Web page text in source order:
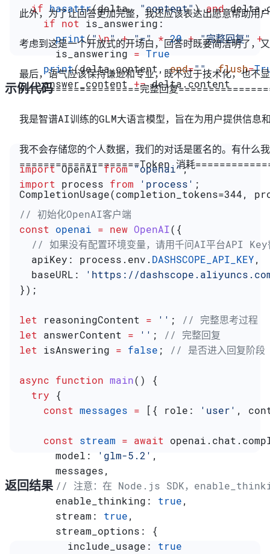
  if
hasattr(delta, "content") and
    if
not is_answering:
      print
("\n" + "=" * 20 + "完整回复" +
      is_answering
= True
    print
(delta.content, end="", flush=
    answer_content
+= delta.content
此外，为了让回答更加完整，我还应该表达出愿意帮助用
考虑到这是一个开放式的开场白，回答时既要简洁明了，
最后，语气应该保持谦逊和专业，既不过于技术化，也不
====================完整回复
我是智谱AI训练的GLM大语言模型，旨在为用户提供信息
我不会存储您的个人数据，我们的对话是匿名的。有什么
====================Token 消耗
CompletionUsage(completion_tokens=344,
示例代码
import OpenAI from "openai";
import process from 'process' ;
// 初始化OpenAI客户端
const openai = new OpenAI({
// 如果没有配置环境变量，请用千问AI平台API
  apiKey:
process . env . DASHSCOPE_API_KEY,
  baseURL:
'https://
});
let reasoningContent = '' ;
// 完整思考过程
let answerContent = '' ;
// 完整回复
let isAnswering = false ; // 是否进入回复阶段
async function main() {
  try
{
    const
messages = [{ role: 'user' ,
    const
stream = await openai . chat .
      model:
'glm-5.2' ,
      messages
,
// 注意：在 Node.js SDK，
      enable_thinking:
true,
      stream:
true,
      stream_options:
{
        include_usage:
true
返回结果